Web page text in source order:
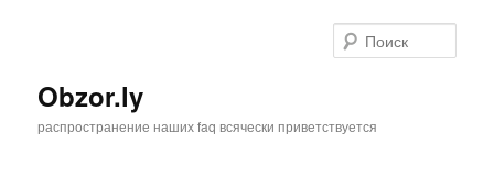
Obzor.ly
распространение наших faq всячески приветствуется